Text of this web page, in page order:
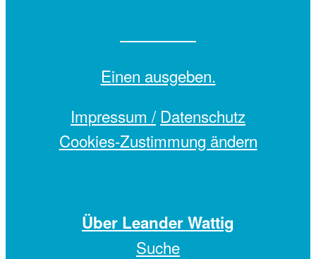
Einen ausgeben.
Impressum / Datenschutz
Cookies-Zustimmung ändern
Über Leander Wattig
Suche